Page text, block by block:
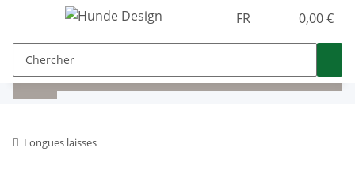
FR 0,00 €
Longues laisses